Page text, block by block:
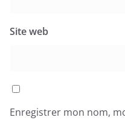
Site web
Enregistrer mon nom,